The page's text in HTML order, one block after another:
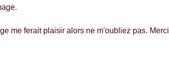
me ferait plaisir alors ne m'oubliez pas. Merci